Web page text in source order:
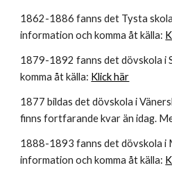
1862-1886 fanns det Tysta
information och komma åt källa:
1879-1892 fanns det dövskola i
komma åt källa: Klick här
1877 bildas det dövskola i
finns fortfarande kvar än idag.
1888-1893 fanns det dövskola i
informationoch komma åt källa: